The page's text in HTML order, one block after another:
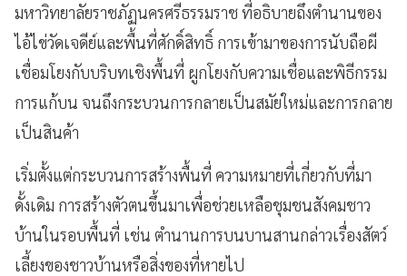
มหาวิทยาลัยราชภัฏนครศรีธรรมราช ที่อธิบายถึงตำนานของ
ไอ้ไข่วัดเจดีย์และพื้นที่ศักดิ์สิทธิ์ การเข้ามาของการนับถือผี
เชื่อมโยงกับบริบทเชิงพื้นที่ ผูกโยงกับความเชื่อและพิธีกรรม
การแก้บน จนถึงกระบวนการกลายเป็นสมัยใหม่และการกลาย
เป็นสินค้า
เริ่มตั้งแต่กระบวนการสร้างพื้นที่ ความหมายที่เกี่ยวกับที่มา
ดั้งเดิม การสร้างตัวตนขึ้นมาเพื่อช่วยเหลือชุมชนสังคมชาว
บ้านในรอบพื้นที่ เช่น ตำนานการบนบานสานกล่าวเรื่องสัตว์
เลี้ยงของชาวบ้านหรือสิ่งของที่หายไป